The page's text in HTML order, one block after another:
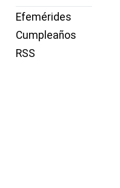
Efemérides
Cumpleaños
RSS